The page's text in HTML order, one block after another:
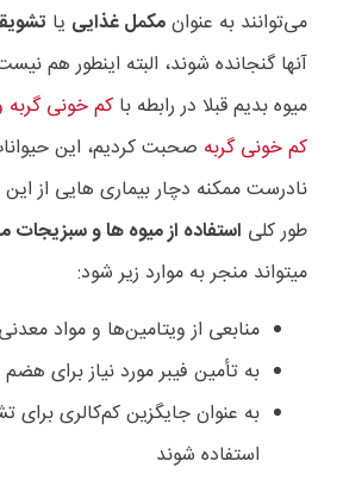
می‌توانند به عنوانمکمل غذایی یا
آنها گنجانده شوند، البته اینطور هم
میوه بدیم قبلا در رابطه با کم خونی گربه
کم خونی گربه صحبت کردیم، این
نادرست ممکنه دچار بیماری هایی از
طور کلی استفاده از میوه ها و سبزیجات
میتواند منجر به موارد زیر شود:
منابعی از ویتامین‌ها و مواد
به تأمین فیبر مورد نیاز برای
به عنوان جایگزین کم‌کالری
استفاده شوند